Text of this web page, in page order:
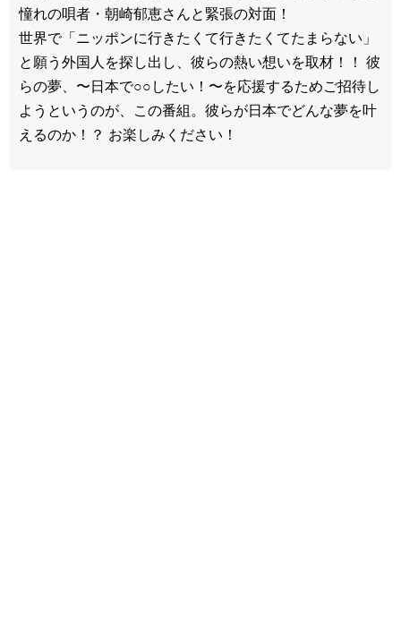
憧れの唄者・朝崎郁恵さんと緊張の対面！
世界で「ニッポンに行きたくて行きたくてたまらない」
と願う外国人を探し出し、彼らの熱い想いを取材！！ 彼
らの夢、〜日本で○○したい！〜を応援するためご招待し
ようというのが、この番組。彼らが日本でどんな夢を叶
えるのか！？ お楽しみください！